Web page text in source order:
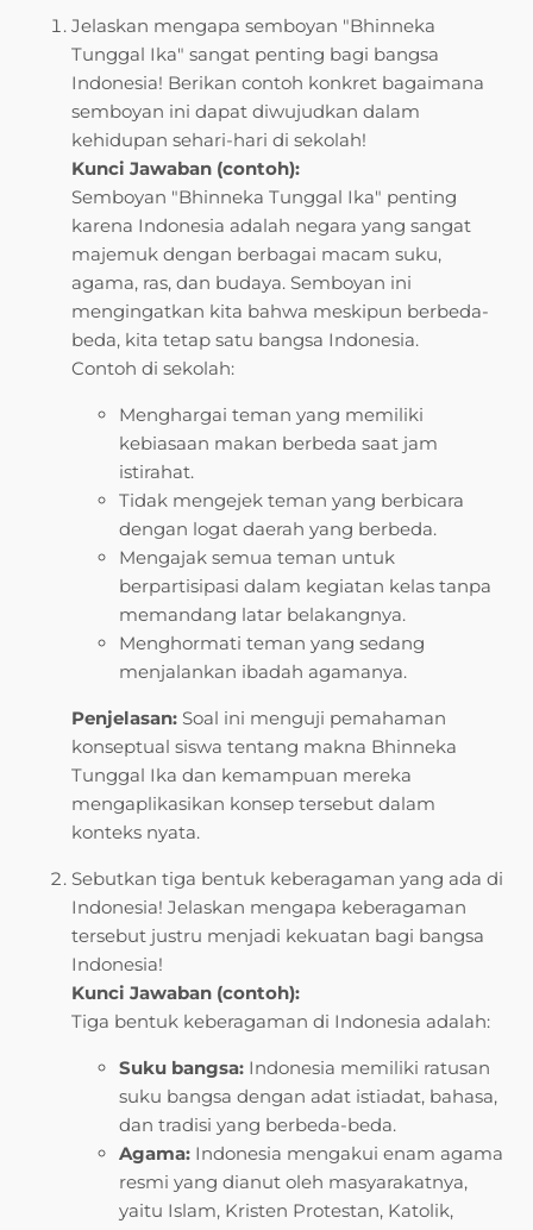
Jelaskan mengapa semboyan "Bhinneka
Tunggal Ika" sangat penting bagi bangsa
Indonesia! Berikan contoh konkret bagaimana
semboyan ini dapat diwujudkan dalam
kehidupan sehari-hari di sekolah!
Kunci Jawaban (contoh):
Semboyan "Bhinneka Tunggal Ika" penting
karena Indonesia adalah negara yang sangat
majemuk dengan berbagai macam suku,
agama, ras, dan budaya. Semboyan ini
mengingatkan kita bahwa meskipun berbeda-
beda, kita tetap satu bangsa Indonesia.
Contoh di sekolah:
Menghargai teman yang memiliki
kebiasaan makan berbeda saat jam
istirahat.
Tidak mengejek teman yang berbicara
dengan logat daerah yang berbeda.
Mengajak semua teman untuk
berpartisipasi dalam kegiatan kelas tanpa
memandang latar belakangnya.
Menghormati teman yang sedang
menjalankan ibadah agamanya.
Penjelasan: Soal ini menguji pemahaman
konseptual siswa tentang makna Bhinneka
Tunggal Ika dan kemampuan mereka
mengaplikasikan konsep tersebut dalam
konteks nyata.
Sebutkan tiga bentuk keberagaman yang ada di
Indonesia! Jelaskan mengapa keberagaman
tersebut justru menjadi kekuatan bagi bangsa
Indonesia!
Kunci Jawaban (contoh):
Tiga bentuk keberagaman di Indonesia adalah:
Suku bangsa: Indonesia memiliki ratusan
suku bangsa dengan adat istiadat, bahasa,
dan tradisi yang berbeda-beda.
Agama: Indonesia mengakui enam agama
resmi yang dianut oleh masyarakatnya,
yaitu Islam, Kristen Protestan, Katolik,